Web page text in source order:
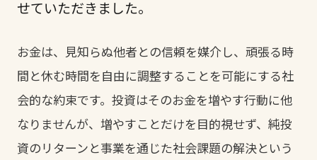
せていただきました。
お金は、見知らぬ他者との信頼を媒介し、頑張る時
間と休む時間を自由に調整することを可能にする社
会的な約束です。投資はそのお金を増やす行動に他
なりませんが、増やすことだけを目的視せず、純投
資のリターンと事業を通じた社会課題の解決という